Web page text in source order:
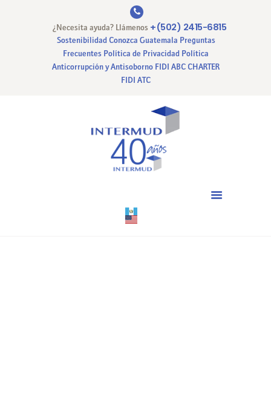
¿Necesita ayuda? Llámenos +(502) 2415-6815
Sostenibilidad Conozca Guatemala Preguntas
Frecuentes Política de Privacidad Política
Anticorrupción y Antisoborno FIDI ABC CHARTER
FIDI ATC
CERTIFICACIONES
PAGO EN LINEA